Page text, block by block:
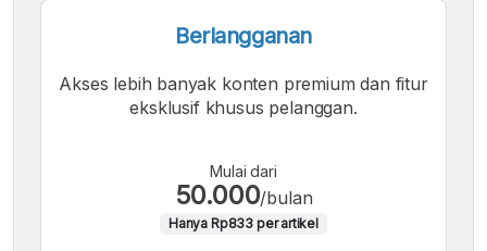
Berlangganan
Akses lebih banyak konten premium dan fitur
eksklusif khusus pelanggan.
Mulai dari
50.000/bulan
Hanya Rp833 per artikel